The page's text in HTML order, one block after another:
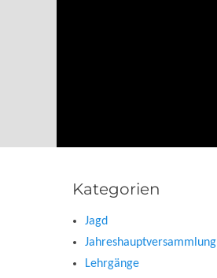
Kategorien
Jagd
Jahreshauptversammlung
Lehrgänge